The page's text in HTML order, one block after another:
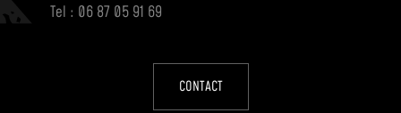
Tel : 06 87 05 91 69
CONTACT